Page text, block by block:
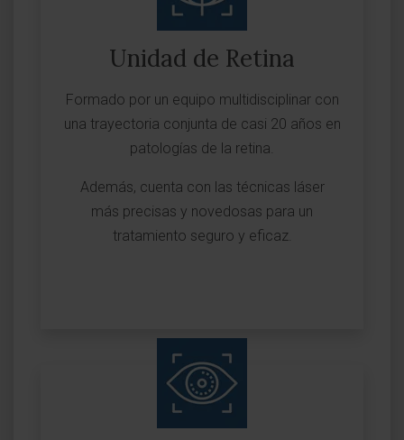
Unidad de Retina
Formado por un equipo multidisciplinar con
una trayectoria conjunta de casi 20 años en
patologías de la retina.
Además, cuenta con las técnicas láser
más precisas y novedosas para un
tratamiento seguro y eficaz.